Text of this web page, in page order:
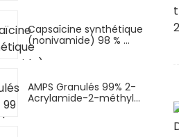
Capsaïcine synthétique
(nonivamide) 98 % ...
AMPS Granulés 99% 2-
Acrylamide-2-méthyl...